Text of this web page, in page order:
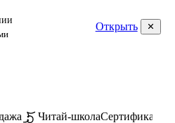
Открыть
Читай-школаСертификаты